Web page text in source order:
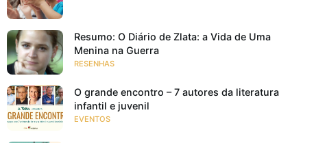
Resumo: O Diário de Zlata: a Vida de Uma
Menina na Guerra
RESENHAS
O grande encontro – 7 autores da literatura
infantil e juvenil
EVENTOS